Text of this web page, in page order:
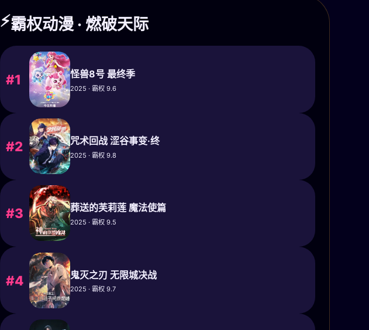
⚡霸权动漫 · 燃破天际
#1 怪兽8号 最终季
2025 · 霸权 9.6
#2 咒术回战 涩谷事变·终
2025 · 霸权 9.8
#3 葬送的芙莉莲 魔法使篇
2025 · 霸权 9.5
#4 鬼灭之刃 无限城决战
2025 · 霸权 9.7